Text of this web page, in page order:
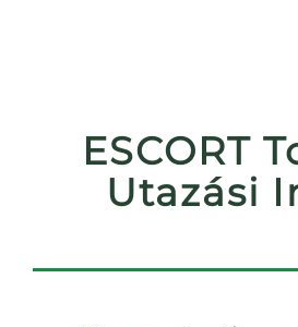
ESCORT
Utazási